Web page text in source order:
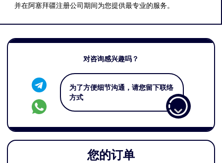
并在阿塞拜疆注册公司期间为您提供最专业的服务。
对咨询感兴趣吗？
为了方便细节沟通，请您留下联络
方式
您的订单